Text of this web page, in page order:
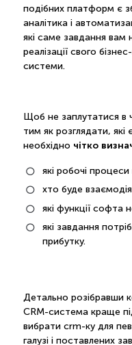
подібних платформ є
аналітика і
які саме завдання вам
реалізації свого
системи.
Щоб не заплутатися в
тим як розглядати,
необхідно чітко
які робочі
хто буде
які функції софта
які завдання
прибутку.
Детально розібравши
CRM-система краще
вибрати crm-ку для
галузі і поставлених